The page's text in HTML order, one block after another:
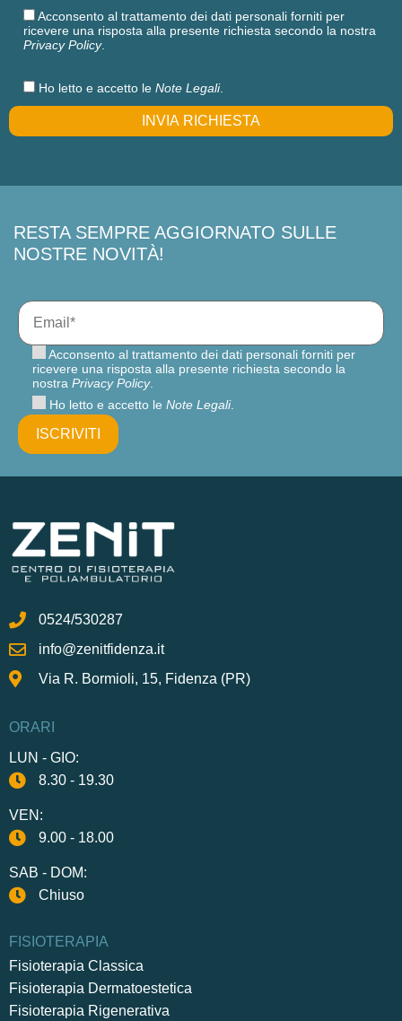
Acconsento al trattamento dei dati personali forniti per
ricevere una risposta alla presente richiesta secondo la nostra
Privacy Policy.
Ho letto e accetto le Note Legali.
RESTA SEMPRE AGGIORNATO SULLE
NOSTRE NOVITÀ!
Acconsento al trattamento dei dati personali forniti per
ricevere una risposta alla presente richiesta secondo la
nostra Privacy Policy.
Ho letto e accetto le Note Legali.
0524/530287
info@zenitfidenza.it
Via R. Bormioli, 15, Fidenza (PR)
ORARI
LUN - GIO:
8.30 - 19.30
VEN:
9.00 - 18.00
SAB - DOM:
Chiuso
FISIOTERAPIA
Fisioterapia Classica
Fisioterapia Dermatoestetica
Fisioterapia Rigenerativa